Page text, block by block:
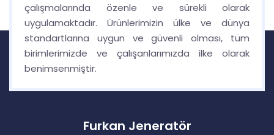
çalışmalarında özenle ve sürekli olarak
uygulamaktadır. Ürünlerimizin ülke ve dünya
standartlarına uygun ve güvenli olması, tüm
birimlerimizde ve çalışanlarımızda ilke olarak
benimsenmiştir.
Furkan Jeneratör